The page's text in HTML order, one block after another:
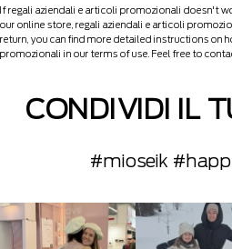
If regali aziendali e articoli promozionali doesn't
our online store, regali aziendali e articoli
return, you can find more detailed instructions on
promozionali in our terms of use. Feel free to
CONDIVIDI IL
#mioseik